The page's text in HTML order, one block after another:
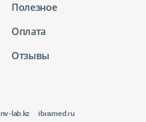
Полезное
Оплата
Отзывы
nv-lab.kz ibramed.ru